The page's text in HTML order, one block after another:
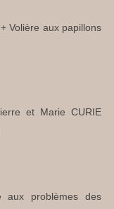
Volière aux papillons
et Marie CURIE
aux problèmes des